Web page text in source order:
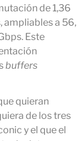
de 1,36
ampliables a 56,
Este
buffers
quieran
de los tres
y el que el